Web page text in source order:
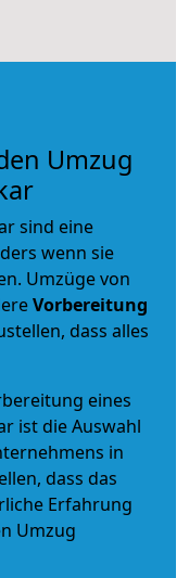
Umzug
sind eine
wenn sie
Umzüge von
Vorbereitung
dass alles
eines
ist die Auswahl
in
dass das
Erfahrung
Umzug